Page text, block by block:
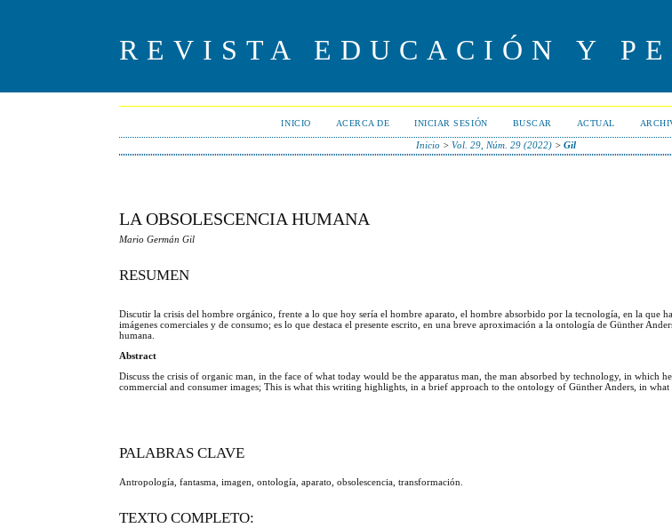
REVISTA EDUCACIÓN Y
INICIO ACERCA DE INICIAR SESIÓN BUSCAR ACTUAL
Inicio> Vol. 29, Núm. 29 (2022)> Gil
LA OBSOLESCENCIA HUMANA
Mario Germán Gil
RESUMEN
Discutir la crisis del hombre orgánico, frente a lo que hoy sería el hombre aparato, el hombre absorbido por la tecnología, en la que
imágenes comerciales y de consumo; es lo que destaca el presente escrito, en una breve aproximación a la ontología de Günther
humana.
Abstract
Discuss the crisis of organic man, in the face of what today would be the apparatus man, the man absorbed by technology, in which
commercial and consumer images; This is what this writing highlights, in a brief approach to the ontology of Günther Anders, in what
PALABRAS CLAVE
Antropología, fantasma, imagen, ontología, aparato, obsolescencia, transformación.
TEXTO COMPLETO: